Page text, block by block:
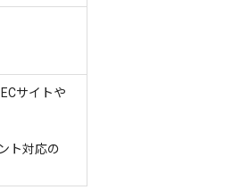
サイトや
ト対応の